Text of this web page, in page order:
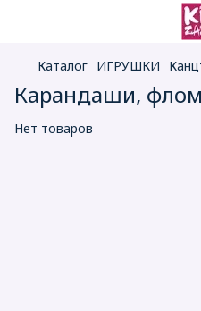
Каталог ИГРУШКИ
Карандаши,
Нет товаров